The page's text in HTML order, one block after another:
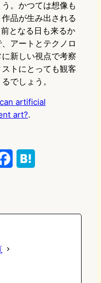
。かつては想像も
品が生み出される
となる日も来るか
アートとテクノロ
新しい視点で考察
トにとっても観客
でしょう。
artificial
art?.
e
e